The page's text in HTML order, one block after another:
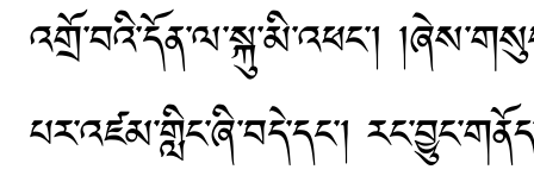
འགྲོ་བའི་དོན་ལ་སྐུ་མི་འཕང་།
པར་འཛམ་གླིང་ཞི་བདེ་དང་།